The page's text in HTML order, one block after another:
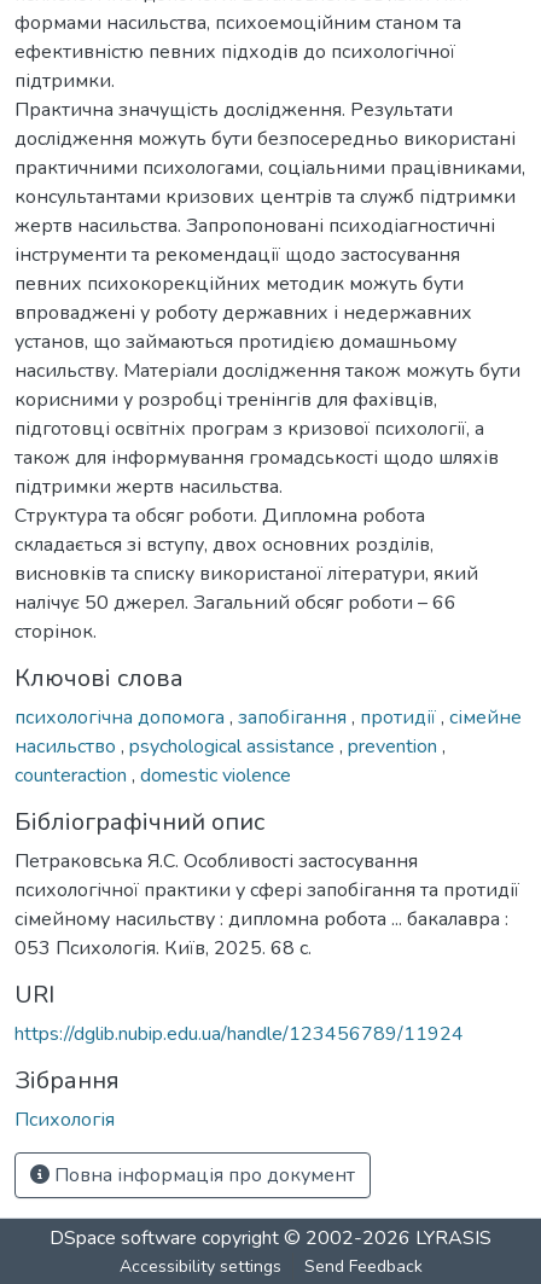
формами насильства, психоемоційним станом та
ефективністю певних підходів до психологічної
підтримки.
Практична значущість дослідження. Результати
дослідження можуть бути безпосередньо використані
практичними психологами, соціальними працівниками,
консультантами кризових центрів та служб підтримки
жертв насильства. Запропоновані психодіагностичні
інструменти та рекомендації щодо застосування
певних психокорекційних методик можуть бути
впроваджені у роботу державних і недержавних
установ, що займаються протидією домашньому
насильству. Матеріали дослідження також можуть бути
корисними у розробці тренінгів для фахівців,
підготовці освітніх програм з кризової психології, а
також для інформування громадськості щодо шляхів
підтримки жертв насильства.
Структура та обсяг роботи. Дипломна робота
складається зі вступу, двох основних розділів,
висновків та списку використаної літератури, який
налічує 50 джерел. Загальний обсяг роботи – 66
сторінок.
Ключові слова
психологічна допомога , запобігання , протидії, сімейне
насильство , psychological assistance , prevention ,
counteraction , domestic violence
Бібліографічний опис
Петраковська Я.С. Особливості застосування
психологічної практики у сфері запобігання та протидії
сімейному насильству : дипломна робота ... бакалавра :
053 Психологія. Київ, 2025. 68 с.
URI
https://dglib.nubip.edu.ua/handle/123456789/11924
Зібрання
Психологія
Повна інформація про документ
DSpace software copyright © 2002-2026 LYRASIS
Accessibility settings Send Feedback